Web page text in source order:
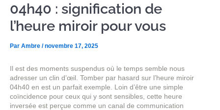
04h40 : signification de
l’heure miroir pour vous
Par Ambre /novembre 17, 2025
Il est des moments suspendus où le temps semble nous
adresser un clin d’œil. Tomber par hasard sur l’heure miroir
04h40 en est un parfait exemple. Loin d’être une simple
coïncidence pour ceux qui y sont sensibles, cette heure
inversée est perçue comme un canal de communication